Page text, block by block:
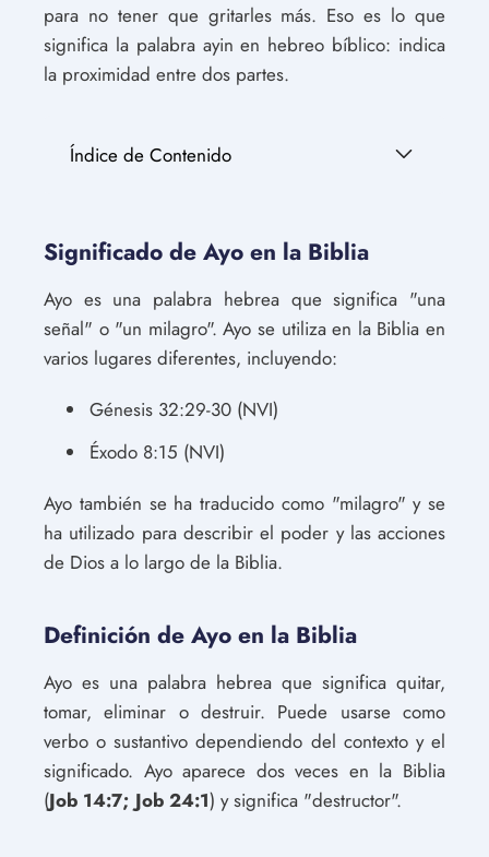
para no tener que gritarles más. Eso es lo que
significa la palabra ayin en hebreo bíblico: indica
la proximidad entre dos partes.
Índice de Contenido
Significado de Ayo en la Biblia
Ayo es una palabra hebrea que significa "una
señal" o "un milagro". Ayo se utiliza en la Biblia en
varios lugares diferentes, incluyendo:
Génesis 32:29-30 (NVI)
Éxodo 8:15 (NVI)
Ayo también se ha traducido como "milagro" y se
ha utilizado para describir el poder y las acciones
de Dios a lo largo de la Biblia.
Definición de Ayo en la Biblia
Ayo es una palabra hebrea que significa quitar,
tomar, eliminar o destruir. Puede usarse como
verbo o sustantivo dependiendo del contexto y el
significado. Ayo aparece dos veces en la Biblia
(Job 14:7; Job 24:1) y significa "destructor".